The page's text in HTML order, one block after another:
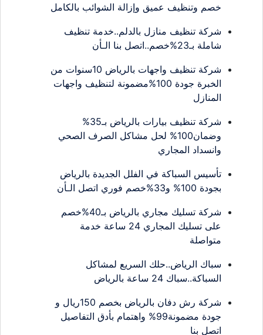
خصم وتنظيف عميق وإزالة الشوائب بالكامل
شركة تنظيف منازل بالدلم..خدمة تنظيف
شاملة بـ23%خصم..اتصل بنا الـأن
شركة تنظيف واجهات بالرياض 10سنوات من
الخبرة جودة 100%مضمونة لتنظيف واجهات
المنازل
شركة تنظيف بيارات بالرياض بـ35%
وضمان100% لحل مشاكل الصرف الصحي
وانسداد المجاري
تأسيس السباكة في الفلل الجديدة بالرياض
بجودة 100% و33%خصم فوري اتصل الـأن
شركة تسليك مجاري بالرياض بـ40%خصم
على تسليك المجاري 24 ساعة خدمة
متواصلة
سباك الرياض..حلك السريع لمشاكل
السباكة..سباك 24 ساعة بالرياض
شركة رش دفان بالرياض بخصم 150ريال و
جودة مضمونة99% واهتمام بأدق التفاصيل
اتصل بنا